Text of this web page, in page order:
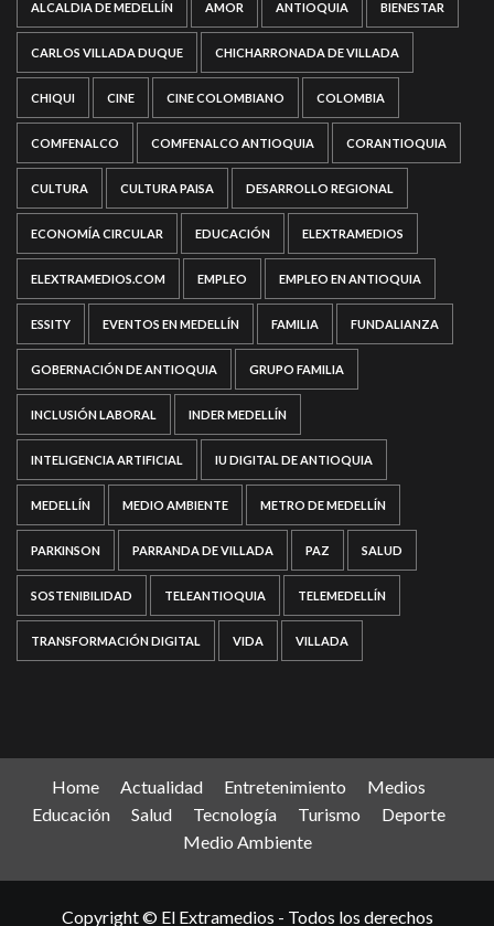
ALCALDIA DE MEDELLÍN AMOR ANTIOQUIA BIENESTAR
CARLOS VILLADA DUQUE CHICHARRONADA DE VILLADA
CHIQUI CINE CINE COLOMBIANO COLOMBIA
COMFENALCO COMFENALCO ANTIOQUIA CORANTIOQUIA
CULTURA CULTURA PAISA DESARROLLO REGIONAL
ECONOMÍA CIRCULAR EDUCACIÓN ELEXTRAMEDIOS
ELEXTRAMEDIOS.COM EMPLEO EMPLEO EN ANTIOQUIA
ESSITY EVENTOS EN MEDELLÍN FAMILIA FUNDALIANZA
GOBERNACIÓN DE ANTIOQUIA GRUPO FAMILIA
INCLUSIÓN LABORAL INDER MEDELLÍN
INTELIGENCIA ARTIFICIAL IU DIGITAL DE ANTIOQUIA
MEDELLÍN MEDIO AMBIENTE METRO DE MEDELLÍN
PARKINSON PARRANDA DE VILLADA PAZ SALUD
SOSTENIBILIDAD TELEANTIOQUIA TELEMEDELLÍN
TRANSFORMACIÓN DIGITAL VIDA VILLADA
Home Actualidad Entretenimiento
Medios
Educación
Salud Tecnología Turismo
Deporte
Medio Ambiente
Copyright © El Extramedios - Todos los derechos